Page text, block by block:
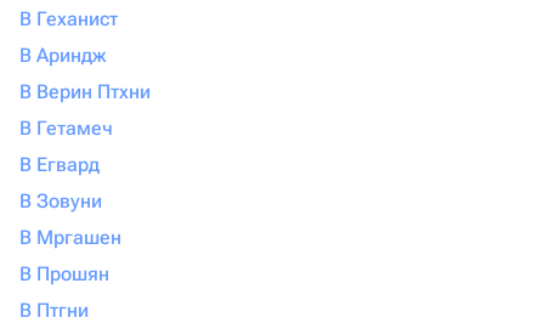
В Геханист
В Ариндж
В Верин Птхни
В Гетамеч
В Егвард
В Зовуни
В Мргашен
В Прошян
В Птгни